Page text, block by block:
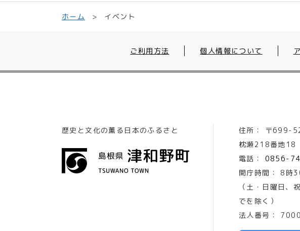
ホーム イベント
ご利用方法 個人情報について
歴史と文化の薫る日本のふるさと 住所： 〒699-
枕瀬218番地18
電話：
0856-
開庁時間：
8時
（土・日曜日
でを除く）
法人番号：